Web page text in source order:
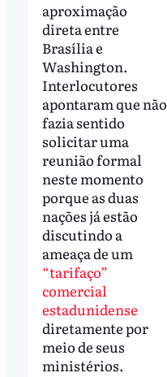
aproximação
direta entre
Brasília e
Washington.
Interlocutores
apontaram que não
fazia sentido
solicitar uma
reunião formal
neste momento
porque as duas
nações já estão
discutindo a
ameaça de um
“tarifaço”
comercial
estadunidense
diretamente por
meio de seus
ministérios.